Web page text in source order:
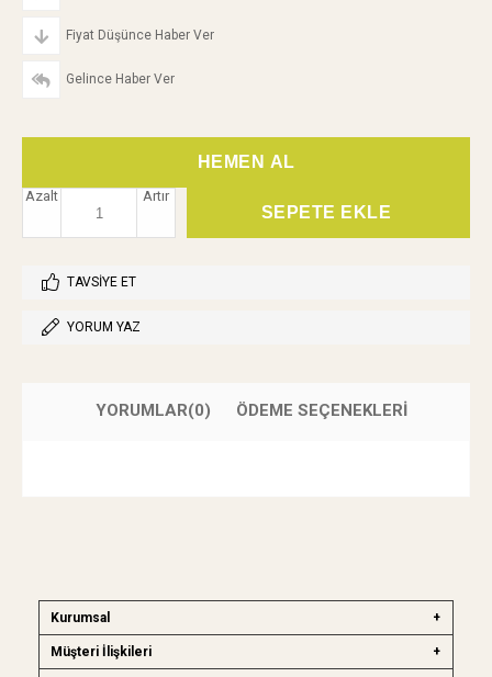
Fiyat Düşünce Haber Ver
Gelince Haber Ver
Artır
Azalt
TAVSIYE ET
YORUM YAZ
YORUMLAR(0) ÖDEME SEÇENEKLERI
Kurumsal
Müşteri İlişkileri